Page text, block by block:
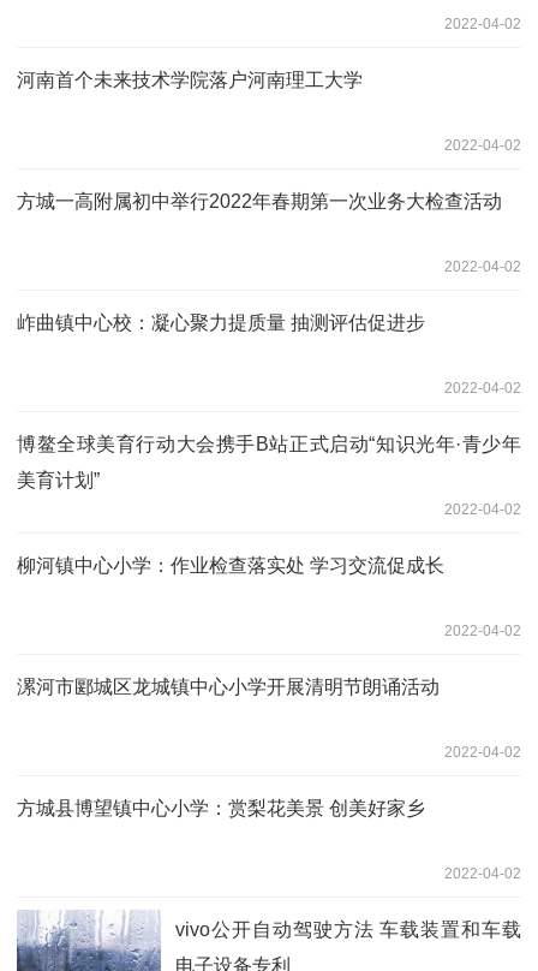
2022-04-02
河南首个未来技术学院落户河南理工大学
2022-04-02
方城一高附属初中举行2022年春期第一次业务大检查活动
2022-04-02
岞曲镇中心校：凝心聚力提质量 抽测评估促进步
2022-04-02
博鳌全球美育行动大会携手B站正式启动“知识光年·青少年
美育计划”
2022-04-02
柳河镇中心小学：作业检查落实处 学习交流促成长
2022-04-02
漯河市郾城区龙城镇中心小学开展清明节朗诵活动
2022-04-02
方城县博望镇中心小学：赏梨花美景 创美好家乡
2022-04-02
vivo公开自动驾驶方法 车载装置和车载
电子设备专利